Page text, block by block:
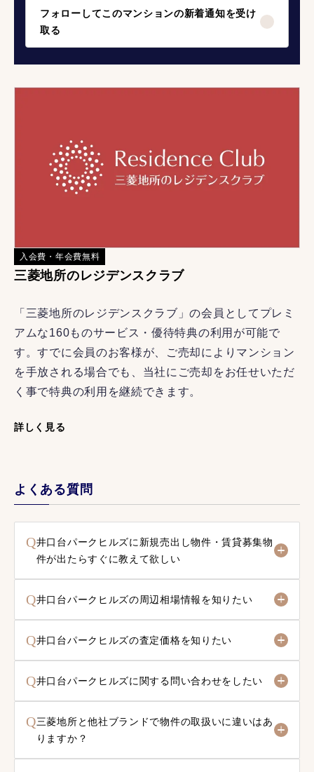
フォローしてこのマンションの新着通知を受け
取る
入会費・年会費無料
三菱地所のレジデンスクラブ
「三菱地所のレジデンスクラブ」の会員としてプレミ
アムな160ものサービス・優待特典の利用が可能で
す。すでに会員のお客様が、ご売却によりマンション
を手放される場合でも、当社にご売却をお任せいただ
く事で特典の利用を継続できます。
詳しく見る
よくある質問
Q井口台パークヒルズに新規売出し物件・賃貸募集物
件が出たらすぐに教えて欲しい
Q井口台パークヒルズの周辺相場情報を知りたい
Q井口台パークヒルズの査定価格を知りたい
Q井口台パークヒルズに関する問い合わせをしたい
Q三菱地所と他社ブランドで物件の取扱いに違いはあ
りますか？